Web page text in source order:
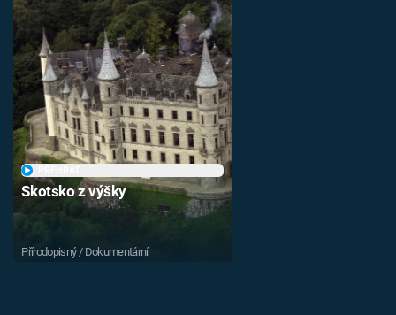
Skotsko z výšky
Přírodopisný / Dokumentární